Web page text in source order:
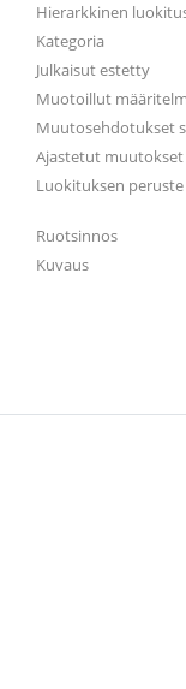
Hierarkkinen
Kategoria
Julkaisut estetty
Muotoillut
Muutosehdotukset
Ajastetut
Luokituksen peruste
Ruotsinnos
Kuvaus